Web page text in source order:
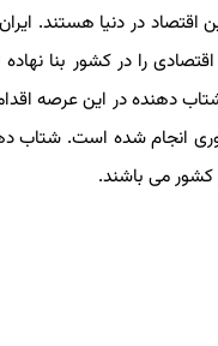
در دنیا هستند.
را در کشور بنا
است. مثلاً شکل گیری ۱۶ شتاب
انجام شده است. شتاب
می باشند.